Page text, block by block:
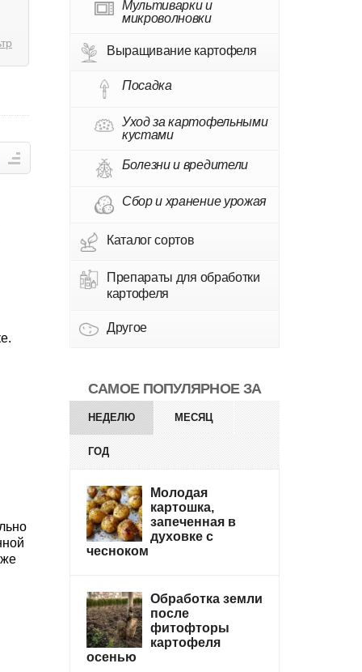
Мультиварки и
микроволновки
Выращивание картофеля
Посадка
Уход за картофельными
кустами
Болезни и вредители
Сбор и хранение урожая
Каталог сортов
Препараты для обработки
картофеля
Другое
САМОЕ ПОПУЛЯРНОЕ ЗА
НЕДЕЛЮ МЕСЯЦ
ГОД
Молодая
картошка,
запеченная в
духовке с
чесноком
Обработка земли
после
фитофторы
картофеля
осенью